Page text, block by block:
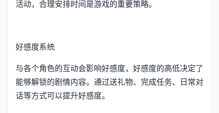
活动，合理安排时间是游戏的重要策略。
好感度系统
与各个角色的互动会影响好感度，好感度的高低决定了
能够解锁的剧情内容。通过送礼物、完成任务、日常对
话等方式可以提升好感度。